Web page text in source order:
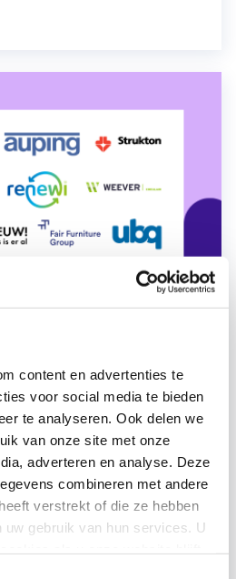
content en advertenties te
voor social media te bieden
te analyseren. Ook delen we
van onze site met onze
adverteren en analyse. Deze
combineren met andere
verstrekt of die ze hebben
gebruik van hun services. U
met 20
voor
en lokale